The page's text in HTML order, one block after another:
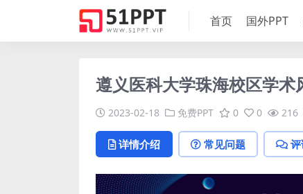
首页 国外PPT
遵义医科大学珠海校区学
2023-02-18 免费PPT 0 0 216
详情介绍 常见问题